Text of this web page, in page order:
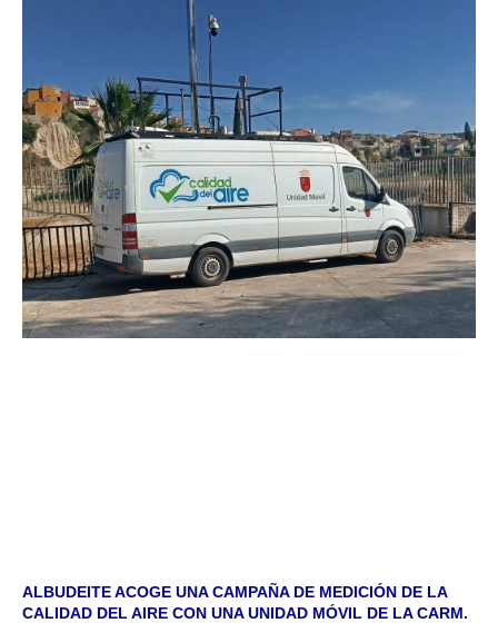
ALBUDEITE ACOGE UNA CAMPAÑA DE MEDICIÓN DE LA
CALIDAD DEL AIRE CON UNA UNIDAD MÓVIL DE LA CARM.